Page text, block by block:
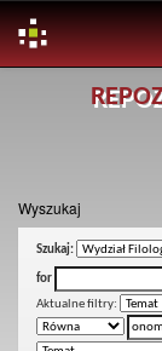
Wyszukaj
Szukaj:
for
Aktualne filtry: